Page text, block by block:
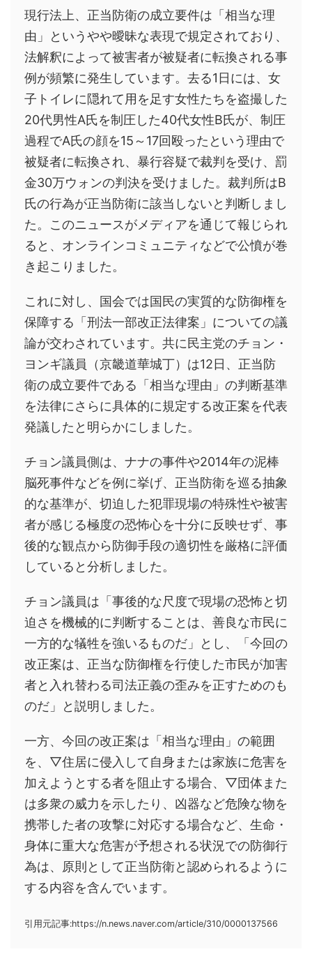
現行法上、正当防衛の成立要件は「相当な理
由」というやや曖昧な表現で規定されており、
法解釈によって被害者が被疑者に転換される事
例が頻繁に発生しています。去る1日には、女
子トイレに隠れて用を足す女性たちを盗撮した
20代男性A氏を制圧した40代女性B氏が、制圧
過程でA氏の顔を15～17回殴ったという理由で
被疑者に転換され、暴行容疑で裁判を受け、罰
金30万ウォンの判決を受けました。裁判所はB
氏の行為が正当防衛に該当しないと判断しまし
た。このニュースがメディアを通じて報じられ
ると、オンラインコミュニティなどで公憤が巻
き起こりました。
これに対し、国会では国民の実質的な防御権を
保障する「刑法一部改正法律案」についての議
論が交わされています。共に民主党のチョン・
ヨンギ議員（京畿道華城丁）は12日、正当防
衛の成立要件である「相当な理由」の判断基準
を法律にさらに具体的に規定する改正案を代表
発議したと明らかにしました。
チョン議員側は、ナナの事件や2014年の泥棒
脳死事件などを例に挙げ、正当防衛を巡る抽象
的な基準が、切迫した犯罪現場の特殊性や被害
者が感じる極度の恐怖心を十分に反映せず、事
後的な観点から防御手段の適切性を厳格に評価
していると分析しました。
チョン議員は「事後的な尺度で現場の恐怖と切
迫さを機械的に判断することは、善良な市民に
一方的な犠牲を強いるものだ」とし、「今回の
改正案は、正当な防御権を行使した市民が加害
者と入れ替わる司法正義の歪みを正すためのも
のだ」と説明しました。
一方、今回の改正案は「相当な理由」の範囲
を、▽住居に侵入して自身または家族に危害を
加えようとする者を阻止する場合、▽団体また
は多衆の威力を示したり、凶器など危険な物を
携帯した者の攻撃に対応する場合など、生命・
身体に重大な危害が予想される状況での防御行
為は、原則として正当防衛と認められるように
する内容を含んでいます。
引用元記事:https://n.news.naver.com/article/310/0000137566